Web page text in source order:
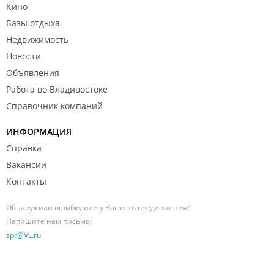
Кино
Базы отдыха
Недвижимость
Новости
Объявления
Работа во Владивостоке
Справочник компаний
ИНФОРМАЦИЯ
Справка
Вакансии
Контакты
Обнаружили ошибку или у Вас есть предложения?
Напишите нам письмо:
spr@VL.ru